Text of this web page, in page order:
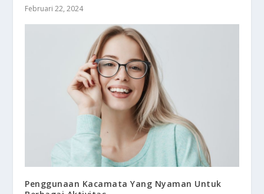
Februari 22, 2024
Penggunaan Kacamata Yang Nyaman Untuk